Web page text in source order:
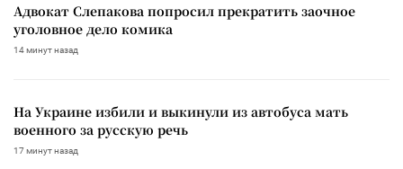
Адвокат Слепакова попросил прекратить заочное
уголовное дело комика
14 минут назад
На Украине избили и выкинули из автобуса мать
военного за русскую речь
17 минут назад